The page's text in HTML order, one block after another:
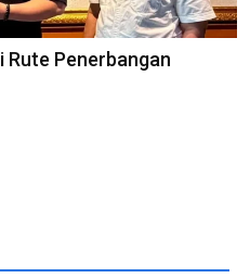
Rute Penerbangan